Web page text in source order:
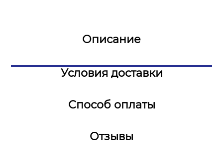
Описание
Условия доставки
Способ оплаты
Отзывы